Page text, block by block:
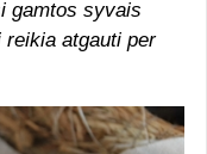
gamtos syvais
atgauti per